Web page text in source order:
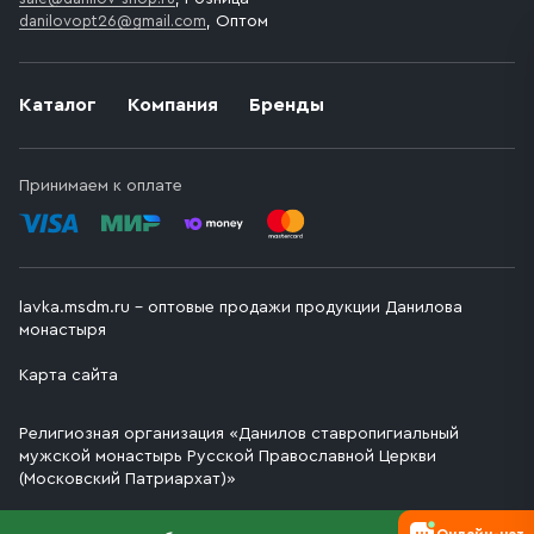
Каталог Компания Бренды
Принимаем к оплате
danilovopt26@gmail.com, Оптом
lavka.msdm.ru – оптовые продажи продукции Данилова
монастыря
Карта сайта
Религиозная организация «Данилов ставропигиальный
мужской монастырь Русской Православной Церкви
(Московский Патриархат)»